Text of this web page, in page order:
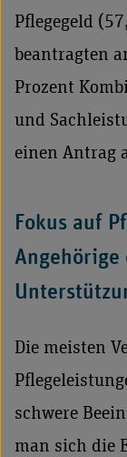
Pflegegeld
beantragten
Prozent
und
einen Antrag
Fokus auf
Angehörige
Die meisten
schwere
man sich die